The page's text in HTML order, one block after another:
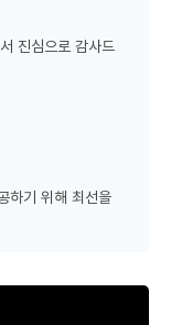
진심으로 감사드
하기 위해 최선을